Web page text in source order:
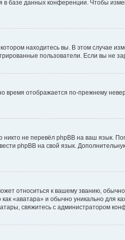
в базе данных конференции. Чтобы
находитесь вы. В этом случае
пользователи. Если вы не
время отображается по-прежнему
не перевёл phpBB на ваш язык.
phpBB на свой язык.
относиться к вашему званию,
«аватара» и обычно уникально для
свяжитесь с администратором